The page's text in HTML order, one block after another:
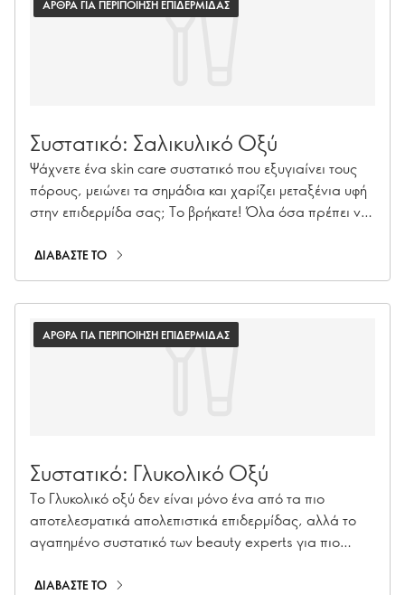
ΑΡΘΡΑ ΓΙΑ ΠΕΡΙΠΟΙΗΣΗ ΕΠΙΔΕΡΜΙΔΑΣ
Συστατικό: Σαλικυλικό Οξύ
Ψάχνετε ένα skin care συστατικό που εξυγιαίνει τους
πόρους, μειώνει τα σημάδια και χαρίζει μεταξένια υφή
στην επιδερμίδα σας; Το βρήκατε! Όλα όσα πρέπει να
ακμής.
ΔΙΑΒΑΣΤΕ ΤΟ
ΑΡΘΡΑ ΓΙΑ ΠΕΡΙΠΟΙΗΣΗ ΕΠΙΔΕΡΜΙΔΑΣ
Συστατικό: Γλυκολικό Οξύ
Το Γλυκολικό οξύ δεν είναι μόνο ένα από τα πιο
αποτελεσματικά απολεπιστικά επιδερμίδας, αλλά το
αγαπημένο συστατικό των beauty experts για πιο
Παρακάτω δείτε τι πρέπει να γνωρίζετε για αυτό το
ΔΙΑΒΑΣΤΕ ΤΟ